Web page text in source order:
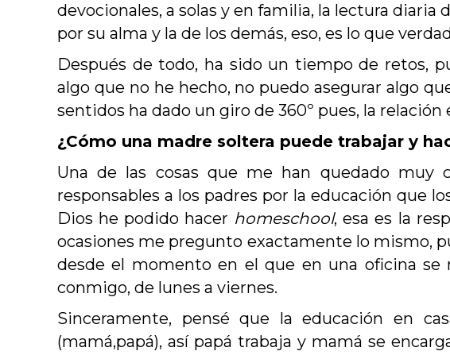
devocionales, a solas y en familia, la lectura diaria
por su alma y la de los demás, eso, es lo que
Después de todo, ha sido un tiempo de retos,
algo que no he hecho, no puedo asegurar algo
sentidos ha dado un giro de 360º pues, la
¿Cómo una madre soltera puede trabajar y
Una de las cosas que me han quedado muy
responsables a los padres por la educación que
Dios he podido hacer homeschool, esa es la
ocasiones me pregunto exactamente lo mismo,
desde el momento en el que en una oficina
conmigo, de lunes a viernes.
Sinceramente, pensé que la educación en
(mamá,papá), así papá trabaja y mamá se